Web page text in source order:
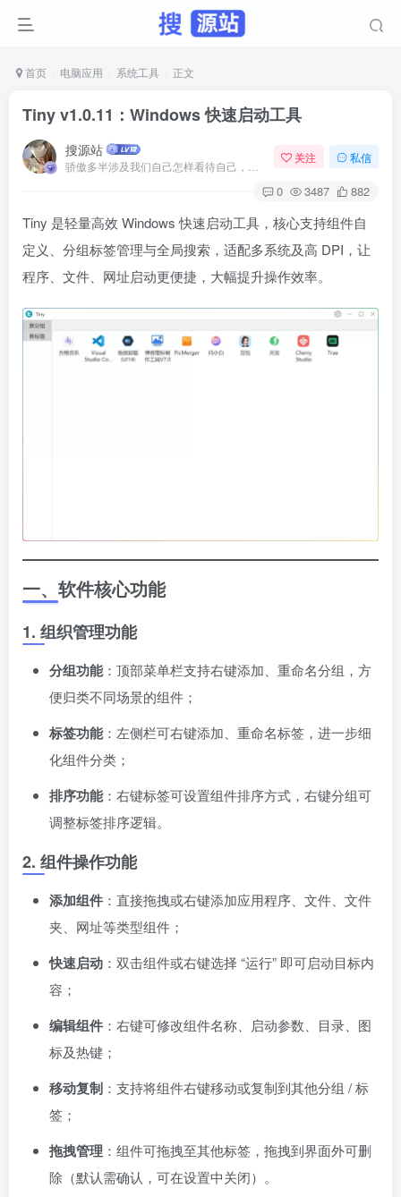
首页 电脑应用 系统工具 正文
Tiny v1.0.11：Windows 快速启动工具
搜源站 关注 私信
0 3487 882
Tiny 是轻量高效 Windows 快速启动工具，核心支持组件自
定义、分组标签管理与全局搜索，适配多系统及高 DPI，让
程序、文件、网址启动更便捷，大幅提升操作效率。
一、软件核心功能
1. 组织管理功能
分组功能：顶部菜单栏支持右键添加、重命名分组，方
便归类不同场景的组件；
标签功能：左侧栏可右键添加、重命名标签，进一步细
化组件分类；
排序功能：右键标签可设置组件排序方式，右键分组可
调整标签排序逻辑。
2. 组件操作功能
添加组件 ：直接拖拽或右键添加应用程序、文件、文件
夹、网址等类型组件；
快速启动 ：双击组件或右键选择 “运行” 即可启动目标内
容；
编辑组件 ：右键可修改组件名称、启动参数、目录、图
标及热键；
移动复制 ：支持将组件右键移动或复制到其他分组 / 标
签；
拖拽管理 ：组件可拖拽至其他标签，拖拽到界面外可删
除（默认需确认，可在设置中关闭）。